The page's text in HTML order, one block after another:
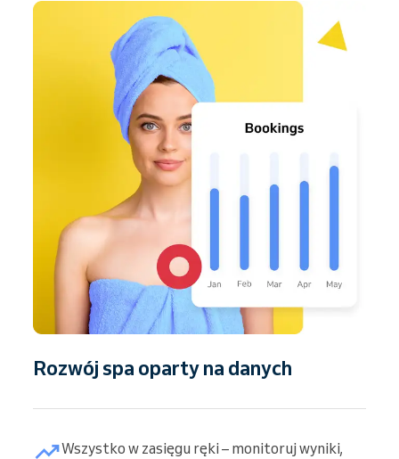
Rozwój spa oparty na danych
Wszystko w zasięgu ręki – monitoruj wyniki,